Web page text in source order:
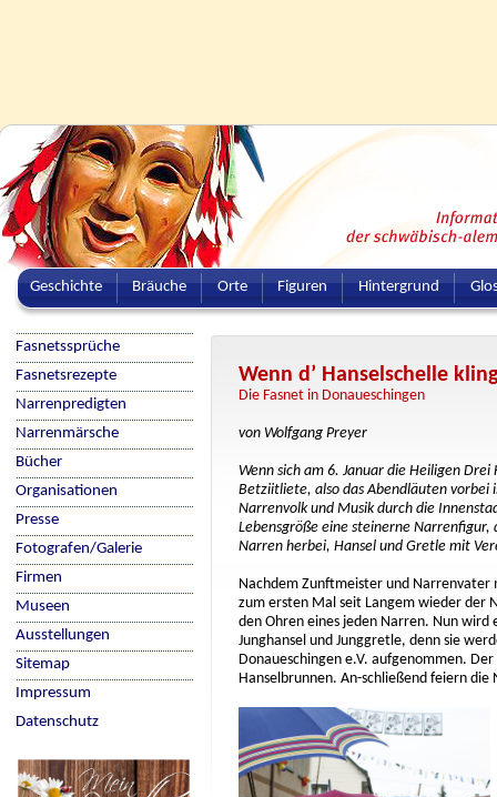
Geschichte Bräuche Orte Figuren Hintergrund
Wenn d’ Hanselschelle
Die Fasnet in Donaueschingen
von Wolfgang Preyer
Wenn sich am 6. Januar die Heiligen Drei
Betziitliete, also das Abendläuten
Narrenvolk und Musik durch die
Lebensgröße eine steinerne Narrenfigur,
Narren herbei, Hansel und Gretle mit
Nachdem Zunftmeister und Narrenvater
zum ersten Mal seit Langem wieder der
den Ohren eines jeden Narren. Nun wird
Junghansel und Junggretle, denn sie
Donaueschingen e.V. aufgenommen.
Hanselbrunnen. An-schließend feiern
Fasnetssprüche
Fasnetsrezepte
Narrenpredigten
Narrenmärsche
Bücher
Organisationen
Presse
Fotografen/Galerie
Firmen
Museen
Ausstellungen
Sitemap
Impressum
Datenschutz